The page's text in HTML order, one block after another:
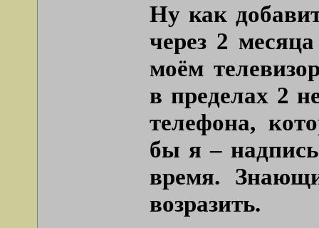
Ну как
через 2
моём
в пределах 2
телефона,
бы я –
время.
возразить.